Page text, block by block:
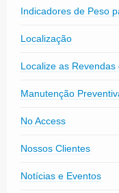
Indicadores de Peso
Localização
Localize as
Manutenção
No Access
Nossos Clientes
Notícias e Eventos